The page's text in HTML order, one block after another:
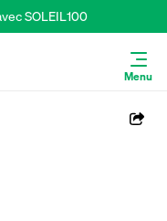
SOLEIL100
Menu